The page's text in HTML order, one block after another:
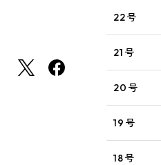
22号
21号
20号
19号
18号